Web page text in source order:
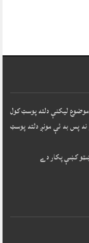
ليکنې دلته پوسټ کول
پس به ئې مونږ دلته پوسټ